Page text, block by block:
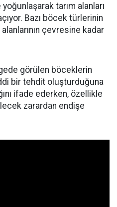
tarım alanları
Bazı böcek türlerinin
çevresine kadar
görülen böceklerin
bir tehdit oluşturduğuna
ifade ederken, özellikle
zarardan endişe